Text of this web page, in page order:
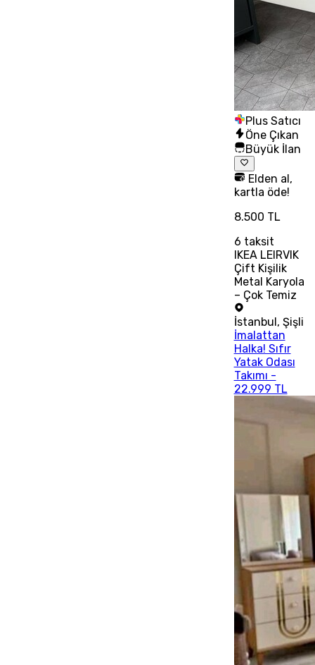
Plus Satıcı
Öne Çıkan
Büyük İlan
Elden al,
kartla öde!
8.500 TL
6 taksit
IKEA LEIRVIK
Çift Kişilik
Metal Karyola
– Çok Temiz
İstanbul, Şişli
İmalattan
Halka! Sıfır
Yatak Odası
Takımı -
22.999 TL